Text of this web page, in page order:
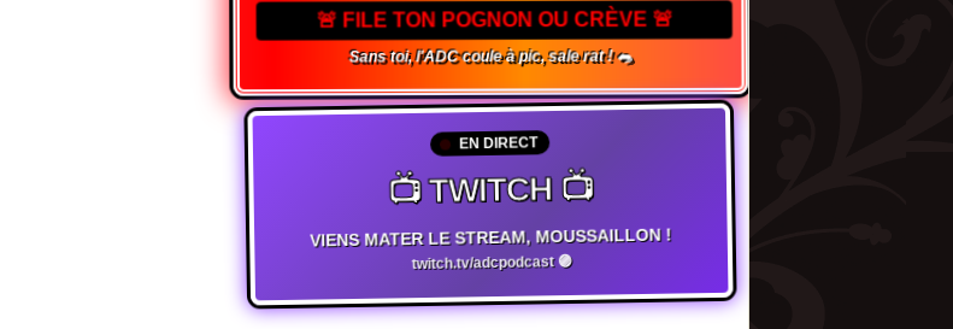
🚨 FILE TON POGNON OU CRÈVE 🚨
Sans toi, l'ADC coule à pic, sale rat ! 🐀
EN DIRECT
📺 TWITCH 📺
VIENS MATER LE STREAM, MOUSSAILLON !
twitch.tv/adcpodcast 🟣